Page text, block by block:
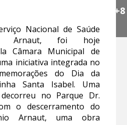
+8
Nacional de Saúde
Arnaut, foi hoje
Câmara Municipal de
iniciativa integrada no
do Dia da
Santa Isabel. Uma
no Parque Dr.
o descerramento do
Arnaut, uma obra